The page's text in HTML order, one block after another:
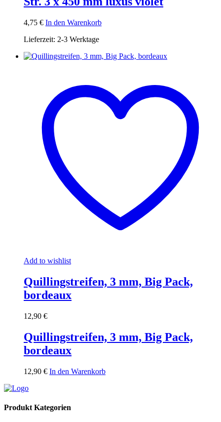
4,75 € In den Warenkorb
Lieferzeit: 2-3 Werktage
Add to wishlist
Quillingstreifen, 3 mm, Big Pack,
bordeaux
12,90 €
Quillingstreifen, 3 mm, Big Pack,
bordeaux
12,90 € In den Warenkorb
Produkt Kategorien